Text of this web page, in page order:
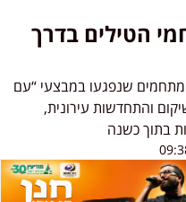
הטילים בדרך
מתחמים שנפגעו במבצעי “עם
והתחדשות עירונית,
בתוך כשנה